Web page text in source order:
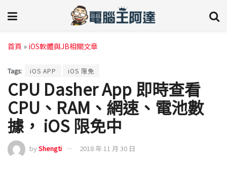
首頁 » iOS軟體與JB相關文章
Tags: iOS APP iOS 限免
CPU Dasher App 即時查看
CPU、RAM、網速、電池數
據， iOS 限免中
byShengti 2018 年 11 月 30 日